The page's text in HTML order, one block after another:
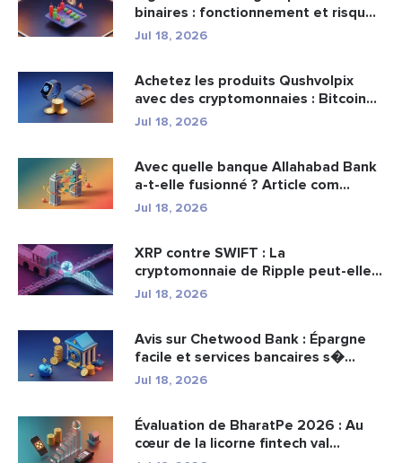
binaires : fonctionnement et risqu...
Jul 18, 2026
Achetez les produits Qushvolpix
avec des cryptomonnaies : Bitcoin...
Jul 18, 2026
Avec quelle banque Allahabad Bank
a-t-elle fusionné ? Article com...
Jul 18, 2026
XRP contre SWIFT : La
cryptomonnaie de Ripple peut-elle
remplacer...
Jul 18, 2026
Avis sur Chetwood Bank : Épargne
facile et services bancaires s�...
Jul 18, 2026
Évaluation de BharatPe 2026 : Au
cœur de la licorne fintech val...